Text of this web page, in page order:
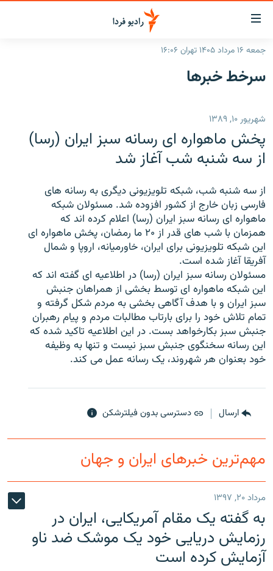
لینک‌های
قابلیت
دسترسی
بازگشت
اصلی
رفتن
صفحه
ایران
رادیو
انتخاب کنید و بشنوید
فرکانس‌ها
پادکست
گزارش‌های تصویری
گزارش‌های ویدئویی
زنان فردا
English
به ما بپیوندید
زبان‌های دیگر
جمعه ۱۶ مرداد ۱۴۰۵ تهران ۱۶:۰۶
سرخط‌ خبرها
شهریور ۱۰, ۱۳۸۹
پخش ماهواره ای رسانه سبز ايران (رسا)
از سه شنبه شب آغاز شد
از سه شنبه شب، شبکه تلويزيونی ديگری به رسانه های
فارسی زبان خارج از کشور افزوده شد. مسئولان شبکه
ماهواره ای رسانه سبز ايران (رسا) اعلام کرده اند که
همزمان با شب های قدر از ۲۰ ما رمضان، پخش ماهواره ای
اين شبکه تلويزيونی برای ايران، خاورميانه، اروپا و شمال
آفريقا آغاز شده است.
مسئولان رسانه سبز ايران (رسا) در اطلاعيه ای گفته اند که
اين شبکه ماهواره ای توسط بخشی از همراهان جنبش
سبز ايران و با هدف آگاهی بخشی به مردم شکل گرفته و
تمام تلاش خود را برای بارتاب مطالبات مردم و پيام رهبران
جنبش سبز بکارخواهد بست. در اين اطلاعيه تاکيد شده که
اين رسانه سخنگوی جنبش سبز نيست و تنها به وظيفه
خود بعنوان هر شهروند، يک رسانه عمل می کند.
ارسال دسترسی بدون فیلترشکن
مهم‌ترین خبرهای ایران و جهان
مرداد ۲۰, ۱۳۹۷
به گفته یک مقام آمریکایی، ایران در
رزمایش دریایی خود یک موشک ضد ناو
آزمایش کرده است